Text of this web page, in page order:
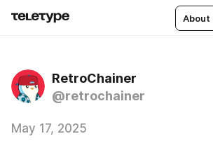
About
RetroChainer
@retrochainer
May 17, 2025